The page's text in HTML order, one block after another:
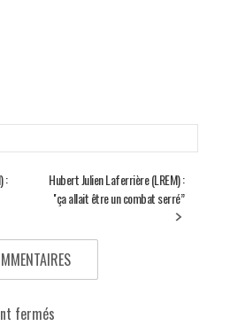
:
Hubert Julien Laferrière (LREM) :
''ça allait être un combat serré’’
fermés